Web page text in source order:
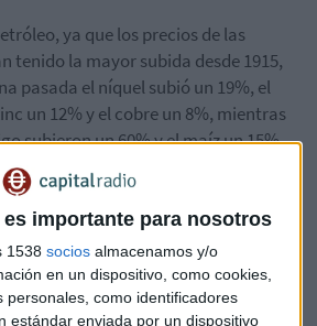
importante para nosotros
1538 socios almacenamos y/o
en un dispositivo, como cookies,
personales, como identificadores
estándar enviada por un dispositivo
ya que los precios de las
tenido la mayor subida desde 1915,
pasada el níquel subió un 19%, el
un 12% y el cobre un 8%, mientras
subieron un 60% y el maíz un 15%.
por Capital Radio advierten de
guerra en Ucrania es todavía muy
deterioro de la situación bélica y un
la economía que provocará más
a la que de poco sirve elevar los
de los bancos centrales, como